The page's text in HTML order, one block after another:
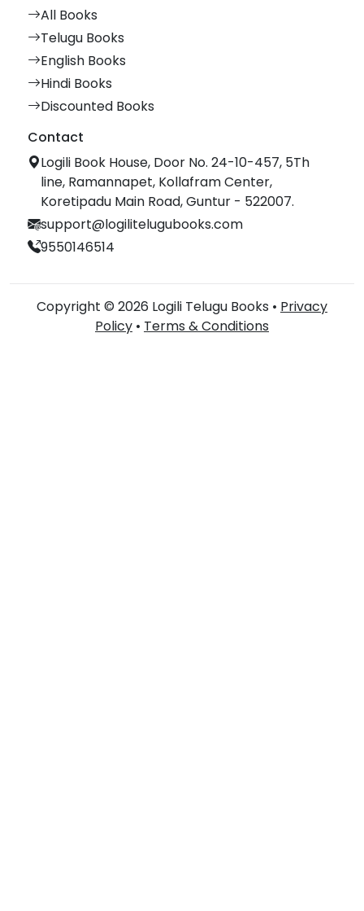
All Books
Telugu Books
English Books
Hindi Books
Discounted Books
Contact
Logili Book House, Door No. 24-10-457, 5Th
line, Ramannapet, Kollafram Center,
Koretipadu Main Road, Guntur - 522007.
support@logilitelugubooks.com
9550146514
Copyright © 2026 Logili Telugu Books • Privacy
Policy • Terms & Conditions